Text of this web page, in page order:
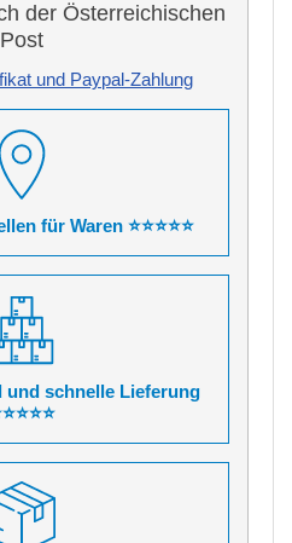
der Österreichischen
Post
und Paypal-Zahlung
für Waren ⭐⭐⭐⭐⭐
und schnelle Lieferung